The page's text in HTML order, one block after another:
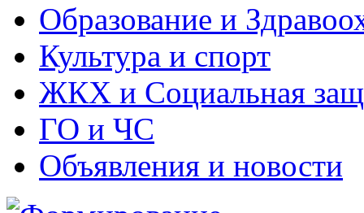
Образование и
Культура и спорт
ЖКХ и Социальная
ГО и ЧС
Объявления и новости